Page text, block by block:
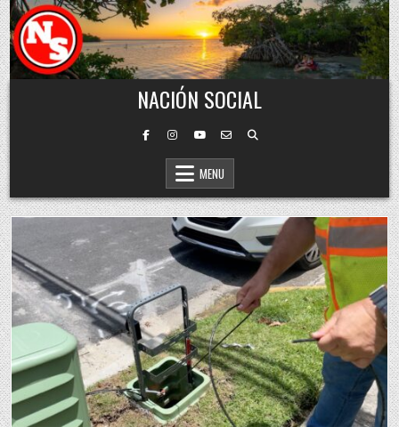
Skip to content
NACIÓN SOCIAL
MENU